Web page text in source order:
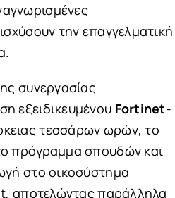
την επαγγελματική
συνεργασίας
εξειδικευμένου Fortinet-
τεσσάρων ωρών, το
πρόγραμμα σπουδών και
στο οικοσύστημα
αποτελώντας παράλληλα